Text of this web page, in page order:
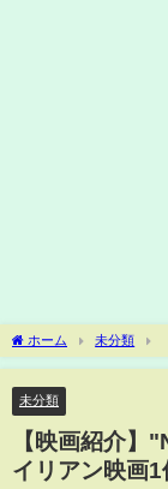
ホーム 未分類
1位
未分類
【映画紹介】
イリアン映画1